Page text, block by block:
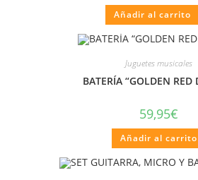
Añadir al carrito
Juguetes musicales
BATERÍA “GOLDEN RED
59,95€
Añadir al carrito